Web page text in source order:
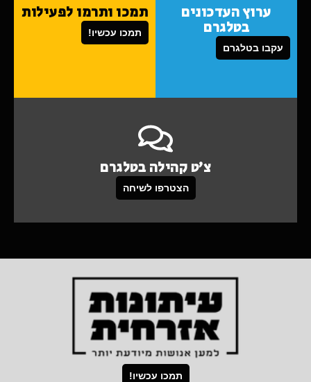
ערוץ העדכונים
בטלגרם
עקבו בטלגרם
תמכו ותרמו לפעילות
תמכו עכשיו!
צ'ט קהילה בטלגרם
הצטרפו לשיחה
תמכו עכשיו!